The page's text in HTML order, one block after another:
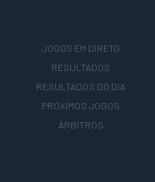
JOGOS EM DIRETO
RESULTADOS
RESULTADOS DO DIA
PRÓXIMOS JOGOS
ÁRBITROS